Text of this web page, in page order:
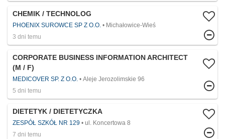
CHEMIK / TECHNOLOG
PHOENIX SUROWCE SP Z O.O.
Michałowice-Wieś
3 dni temu
CORPORATE BUSINESS INFORMATION ARCHITECT
(M / F)
MEDICOVER SP. Z O.O.
Aleje Jerozolimskie 96
5 dni temu
DIETETYK / DIETETYCZKA
ZESPÓŁ SZKÓŁ NR 129
ul. Koncertowa 8
7 dni temu